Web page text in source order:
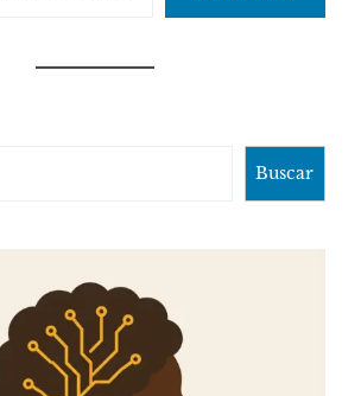
Buscar